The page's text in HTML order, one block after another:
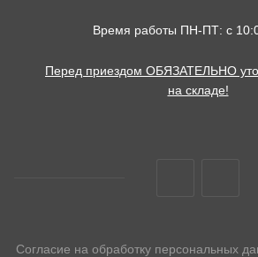
Время работы ПН-ПТ: с
Перед приездом ОБЯЗАТЕЛЬНО
на складе!
Согласие на обработку персональных